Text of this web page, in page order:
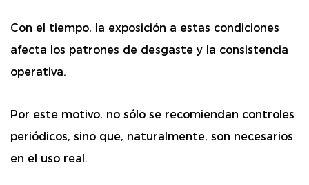
Con el tiempo, la exposición a estas condiciones
afecta los patrones de desgaste y la consistencia
operativa.
Por este motivo, no sólo se recomiendan controles
periódicos, sino que, naturalmente, son necesarios
en el uso real.